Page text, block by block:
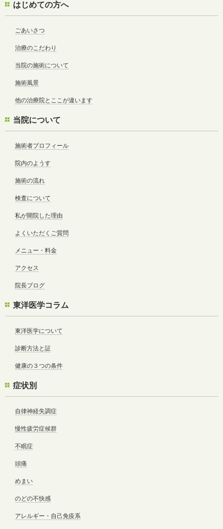
はじめての方へ
ごあいさつ
治療のこだわり
当院の施術について
施術風景
他の治療院とここが違います
当院について
施術者プロフィール
院内のようす
施術の流れ
検査について
私が開院した理由
よくいただくご質問
メニュー・料金
アクセス
院長ブログ
東洋医学コラム
東洋医学について
診断方法と証
健康の３つの条件
症状別
自律神経失調症
慢性疲労症候群
不眠症
頭痛
めまい
のどの不快感
アレルギー・自己免疫系